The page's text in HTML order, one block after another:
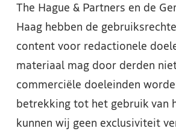
The Hague & Partners en de
Haag hebben de
content voor redactionele
materiaal mag door derden
commerciële doeleinden
betrekking tot het gebruik van
kunnen wij geen exclusiviteit